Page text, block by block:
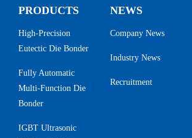
PRODUCTS
High-Precision
Eutectic Die Bonder
Fully Automatic
Multi-Function Die
Bonder
IGBT Ultrasonic
NEWS
Company News
Industry News
Recruitment